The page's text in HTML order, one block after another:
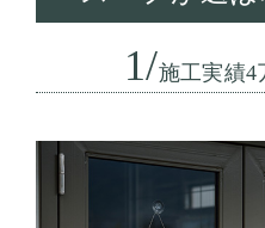
1/施工実績4